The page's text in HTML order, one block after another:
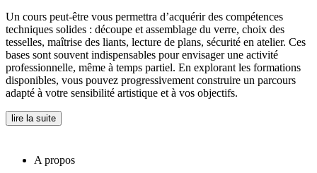
Un cours peut-être vous permettra d’acquérir des compétences
techniques solides : découpe et assemblage du verre, choix des
tesselles, maîtrise des liants, lecture de plans, sécurité en atelier. Ces
bases sont souvent indispensables pour envisager une activité
professionnelle, même à temps partiel. En explorant les formations
disponibles, vous pouvez progressivement construire un parcours
adapté à votre sensibilité artistique et à vos objectifs.
lire la suite
A propos